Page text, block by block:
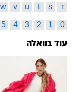
r
s
t
u
v
w
0
1
2
3
4
5
עוד בוואלה